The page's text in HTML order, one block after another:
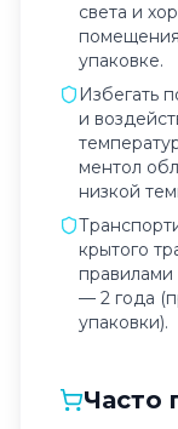
света и
упаковке.
Избегать
и
ментол
низкой
крытого
правилами
— 2 года
упаковки).
Часто